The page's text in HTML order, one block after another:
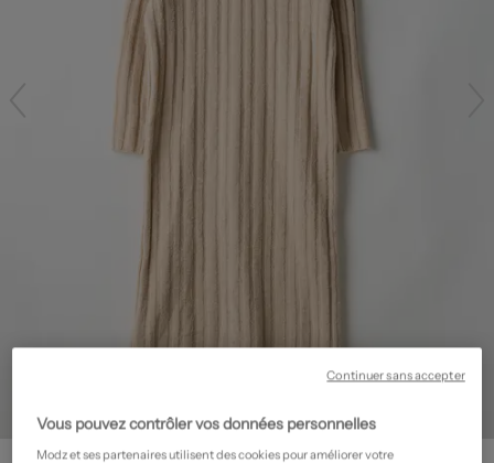
Vous pouvez contrôler vos données personnelles
Modz et ses partenaires utilisent des cookies pour améliorer votre
Continuer sans accepter